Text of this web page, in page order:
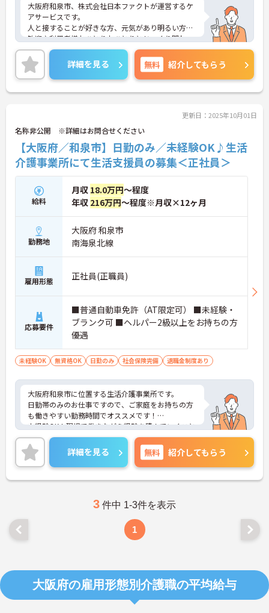
大阪府和泉市、株式会社日本ファクトが運営するケ
アサービスです。
人と接することが好きな方、元気があり明るい方大
歓迎♪利用者様おひとりおひとりとじっくり関わ
り、関係を築きながらケアを行うことができるやり
がいのあるお仕事です。
スタッフ同士も仲が良くチームワークもある職場で
す。
ご興味がある方は是非一度マイナビコメディカルま
詳細を見る 無料 紹介してもらう
更新日：2025年10月01日
名称非公開 ※詳細はお問合せください
【大阪府／和泉市】日勤のみ／未経験OK♪生活
介護事業所にて生活支援員の募集＜正社員＞
給料
月収 18.0万円～程度
年収 216万円～程度※月収×12ヶ月
勤務地
大阪府 和泉市
南海泉北線
雇用形態 正社員(正職員)
応募要件
■普通自動車免許（AT限定可） ■未経験・
ブランク可 ■ヘルパー2級以上をお持ちの方
優遇
未経験OK 無資格OK 日勤のみ 社会保険完備 退職金制度あり
大阪府和泉市に位置する生活介護事業所です。
日勤帯のみのお仕事ですので、ご家庭をお持ちの方
も働きやすい勤務時間でオススメです！
未経験OK！現場で働きながら経験を積んでいくこと
ができます。
ご興味をお持ちの方はお気軽にお問い合わせくださ
い。
詳細を見る 無料 紹介してもらう
3 件中 1-3件を表示
1
大阪府の雇用形態別介護職の平均給与